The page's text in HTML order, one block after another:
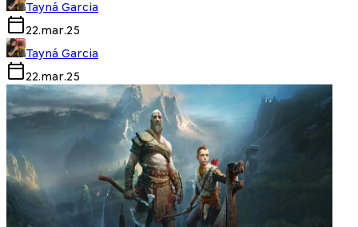
Tayná Garcia
22.mar.25
Tayná Garcia
22.mar.25